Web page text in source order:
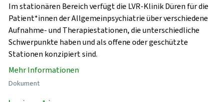
Im stationären Bereich verfügt die LVR-Klinik Düren für die
Patient*innen der Allgemeinpsychiatrie über verschiedene
Aufnahme- und Therapiestationen, die unterschiedliche
Schwerpunkte haben und als offene oder geschützte
Stationen konzipiert sind.
Mehr Informationen
Dokument